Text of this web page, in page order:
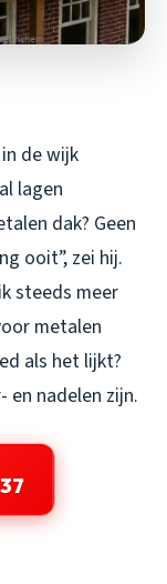
de wijk
lagen
dak? Geen
ooit”, zei hij.
steeds meer
metalen
als het lijkt?
en nadelen zijn.